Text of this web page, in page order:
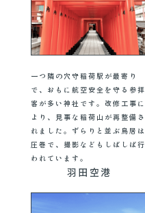
一つ隣の穴守稲荷駅が最寄り
で、おもに航空安全を守る参拝
客が多い神社です。改修工事に
より、見事な稲荷山が再整備さ
れました。ずらりと並ぶ鳥居は
圧巻で、撮影などもしばしば行
われています。
羽田空港